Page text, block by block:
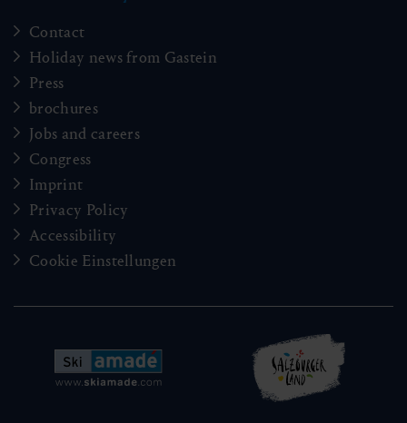
Contact
Holiday news from Gastein
Press
brochures
Jobs and careers
Congress
Imprint
Privacy Policy
Accessibility
Cookie Einstellungen